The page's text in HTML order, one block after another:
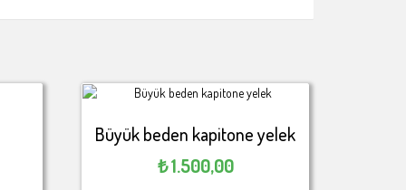
Büyük beden kapitone yelek
₺1.500,00